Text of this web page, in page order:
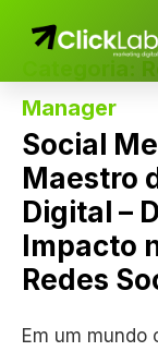
Categoria:
Manager
Social
Maestro
Digital –
Impacto
Redes
Em um mundo